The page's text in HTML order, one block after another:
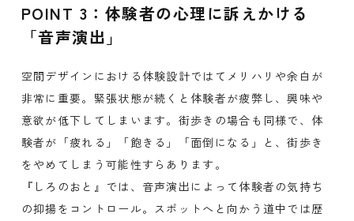
POINT 3：体験者の心理に訴えかける
「音声演出」
空間デザインにおける体験設計ではてメリハリや余白が
非常に重要。緊張状態が続くと体験者が疲弊し、興味や
意欲が低下してしまいます。街歩きの場合も同様で、体
験者が「疲れる」「飽きる」「面倒になる」と、街歩き
をやめてしまう可能性すらあります。
『しろのおと』では、音声演出によって体験者の気持ち
の抑揚をコントロール。スポットへと向かう道中では歴